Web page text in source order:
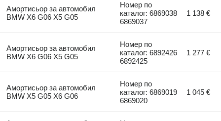
Амортисьор за автомобил
BMW X6 G06 X5 G05
Номер по
каталог: 6869038
6869037
1 138 €
Амортисьор за автомобил
BMW X6 G06 X5 G05
Номер по
каталог: 6892426
6892425
1 277 €
Амортисьор за автомобил
BMW X5 G05 X6 G06
Номер по
каталог: 6869019
6869020
1 045 €